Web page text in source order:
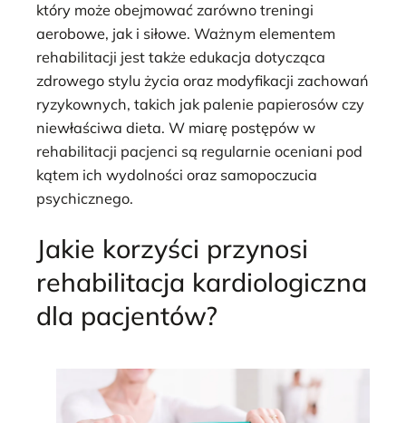
który może obejmować zarówno treningi
aerobowe, jak i siłowe. Ważnym elementem
rehabilitacji jest także edukacja dotycząca
zdrowego stylu życia oraz modyfikacji zachowań
ryzykownych, takich jak palenie papierosów czy
niewłaściwa dieta. W miarę postępów w
rehabilitacji pacjenci są regularnie oceniani pod
kątem ich wydolności oraz samopoczucia
psychicznego.
Jakie korzyści przynosi
rehabilitacja kardiologiczna
dla pacjentów?